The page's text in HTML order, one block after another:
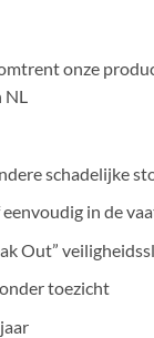
onze
NL
schadelijke
in de
Out”
toezicht